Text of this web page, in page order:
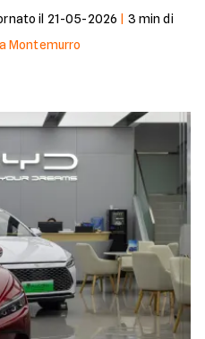
il 21-05-2026 3 min di
Montemurro